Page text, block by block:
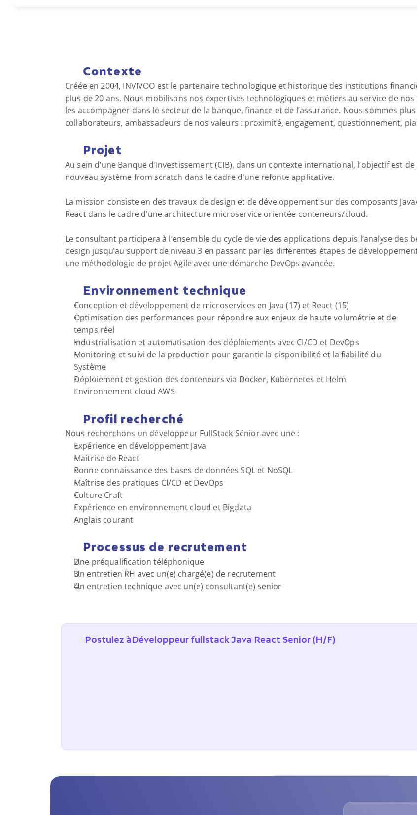
Contexte
Créée en 2004, INVIVOO est le partenaire technologique et historique des institutions
plus de 20 ans. Nous mobilisons nos expertises technologiques et métiers au service de
les accompagner dans le secteur de la banque, finance et de l’assurance. Nous sommes
collaborateurs, ambassadeurs de nos valeurs : proximité, engagement, questionnement,
Projet
Au sein d’une Banque d’Investissement (CIB), dans un contexte international, l’objectif est
nouveau système from scratch dans le cadre d'une refonte applicative.
La mission consiste en des travaux de design et de développement sur des composants
React dans le cadre d’une architecture microservice orientée conteneurs/cloud.
Le consultant participera à l’ensemble du cycle de vie des applications depuis l’analyse des
design jusqu’au support de niveau 3 en passant par les différentes étapes de
une méthodologie de projet Agile avec une démarche DevOps avancée.
Environnement technique
Conception et développement de microservices en Java (17) et React (15)
Optimisation des performances pour répondre aux enjeux de haute volumétrie et de
temps réel
Industrialisation et automatisation des déploiements avec CI/CD et DevOps
Monitoring et suivi de la production pour garantir la disponibilité et la fiabilité du
Système
Déploiement et gestion des conteneurs via Docker, Kubernetes et Helm
Environnement cloud AWS
Profil recherché
Nous recherchons un développeur FullStack Sénior avec une :
Expérience en développement Java
Maitrise de React
Bonne connaissance des bases de données SQL et NoSQL
Maîtrise des pratiques CI/CD et DevOps
Culture Craft
Expérience en environnement cloud et Bigdata
Anglais courant
Processus de recrutement
Une préqualification téléphonique
Un entretien RH avec un(e) chargé(e) de recrutement
Un entretien technique avec un(e) consultant(e) senior
Postulez àDéveloppeur fullstack Java React Senior (H/F)